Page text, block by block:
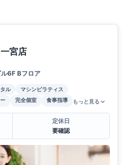
宮店
6F Bフロア
ル
マシンピラティス
完全個室 食事指導 もっと見る
定休日
要確認